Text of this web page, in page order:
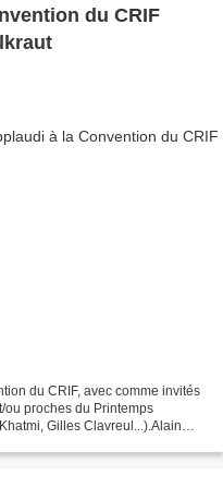
du CRIF
du CRIF, avec comme invités
proches du Printemps
Gilles Clavreul...).Alain